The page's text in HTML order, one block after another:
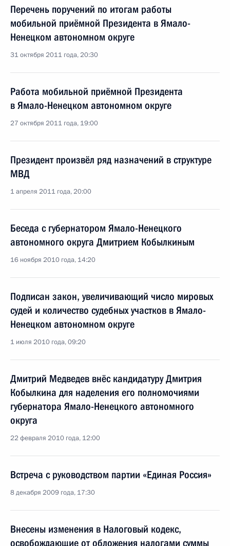
Перечень поручений по итогам работы
мобильной приёмной Президента в Ямало-
Ненецком автономном округе
31 октября 2011 года, 20:30
Работа мобильной приёмной Президента
в Ямало-Ненецком автономном округе
27 октября 2011 года, 19:00
Президент произвёл ряд назначений в структуре
МВД
1 апреля 2011 года, 20:00
Беседа с губернатором Ямало-Ненецкого
автономного округа Дмитрием Кобылкиным
16 ноября 2010 года, 14:20
Подписан закон, увеличивающий число мировых
судей и количество судебных участков в Ямало-
Ненецком автономном округе
1 июля 2010 года, 09:20
Дмитрий Медведев внёс кандидатуру Дмитрия
Кобылкина для наделения его полномочиями
губернатора Ямало-Ненецкого автономного
округа
22 февраля 2010 года, 12:00
Встреча с руководством партии «Единая Россия»
8 декабря 2009 года, 17:30
Внесены изменения в Налоговый кодекс,
освобождающие от обложения налогами суммы